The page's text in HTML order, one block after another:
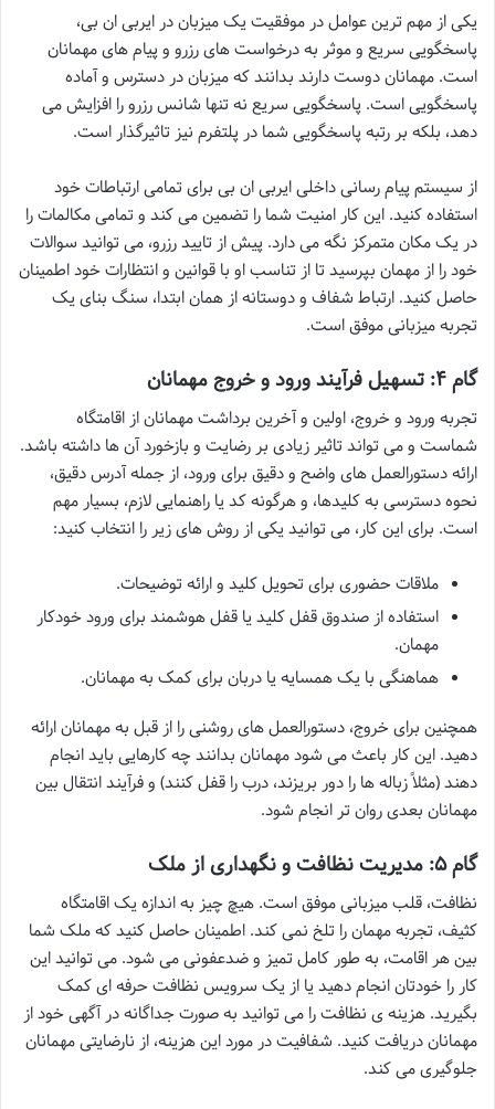
یکی از مهم ترین عوامل در موفقیت یک میزبان در ایربی ان بی،
پاسخگویی سریع و موثر به درخواست های رزرو و پیام های مهمانان
است. مهمانان دوست دارند بدانند که میزبان در دسترس و آماده
پاسخگویی است. پاسخگویی سریع نه تنها شانس رزرو را افزایش می
دهد، بلکه بر رتبه پاسخگویی شما در پلتفرم نیز تاثیرگذار است.
از سیستم پیام رسانی داخلی ایربی ان بی برای تمامی ارتباطات خود
استفاده کنید. این کار امنیت شما را تضمین می کند و تمامی مکالمات را
در یک مکان متمرکز نگه می دارد. پیش از تایید رزرو، می توانید سوالات
خود را از مهمان بپرسید تا از تناسب او با قوانین و انتظارات خود اطمینان
حاصل کنید. ارتباط شفاف و دوستانه از همان ابتدا، سنگ بنای یک
تجربه میزبانی موفق است.
گام ۴: تسهیل فرآیند ورود و خروج مهمانان
تجربه ورود و خروج، اولین و آخرین برداشت مهمانان از اقامتگاه
شماست و می تواند تاثیر زیادی بر رضایت و بازخورد آن ها داشته باشد.
ارائه دستورالعمل های واضح و دقیق برای ورود، از جمله آدرس دقیق،
نحوه دسترسی به کلیدها، و هرگونه کد یا راهنمایی لازم، بسیار مهم
است. برای این کار، می توانید یکی از روش های زیر را انتخاب کنید:
ملاقات حضوری برای تحویل کلید و ارائه توضیحات.
استفاده از صندوق قفل کلید یا قفل هوشمند برای ورود خودکار
مهمان.
هماهنگی با یک همسایه یا دربان برای کمک به مهمانان.
همچنین برای خروج، دستورالعمل های روشنی را از قبل به مهمانان ارائه
دهید. این کار باعث می شود مهمانان بدانند چه کارهایی باید انجام
دهند (مثلاً زباله ها را دور بریزند، درب را قفل کنند) و فرآیند انتقال بین
مهمانان بعدی روان تر انجام شود.
گام ۵: مدیریت نظافت و نگهداری از ملک
نظافت، قلب میزبانی موفق است. هیچ چیز به اندازه یک اقامتگاه
کثیف، تجربه مهمان را تلخ نمی کند. اطمینان حاصل کنید که ملک شما
بین هر اقامت، به طور کامل تمیز و ضدعفونی می شود. می توانید این
کار را خودتان انجام دهید یا از یک سرویس نظافت حرفه ای کمک
بگیرید. هزینه ی نظافت را می توانید به صورت جداگانه در آگهی خود از
مهمانان دریافت کنید. شفافیت در مورد این هزینه، از نارضایتی مهمانان
جلوگیری می کند.